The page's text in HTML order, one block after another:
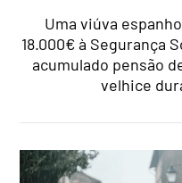
Uma viúva
18.000€ à Segurança
acumulado pensão
velhice